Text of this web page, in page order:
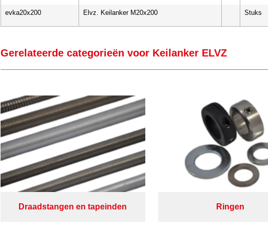
evka20x200 Elvz. Keilanker M20x200 Stuks
Gerelateerde categorieën voor Keilanker ELVZ
Draadstangen en tapeinden Ringen